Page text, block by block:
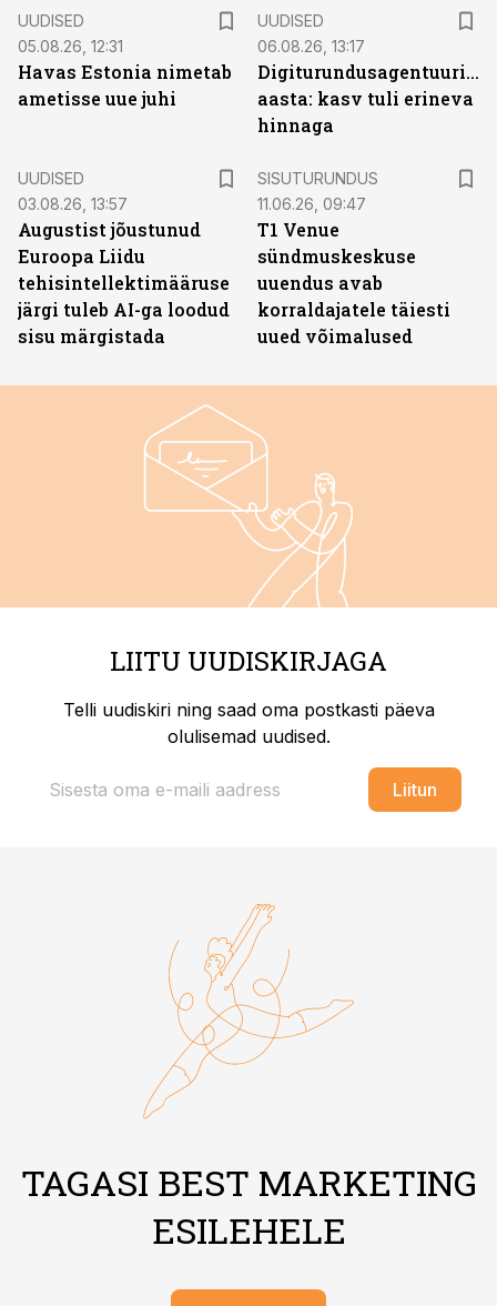
UUDISED
05.08.26, 12:31
Havas Estonia nimetab
ametisse uue juhi
UUDISED
06.08.26, 13:17
Digiturundusagentuuride
aasta: kasv tuli erineva
hinnaga
UUDISED
03.08.26, 13:57
Augustist jõustunud
Euroopa Liidu
tehisintellektimääruse
järgi tuleb AI-ga loodud
sisu märgistada
SISUTURUNDUS
11.06.26, 09:47
T1 Venue
sündmuskeskuse
uuendus avab
korraldajatele täiesti
uued võimalused
LIITU UUDISKIRJAGA
Telli uudiskiri ning saad oma postkasti päeva
olulisemad uudised.
Liitun
TAGASI BEST MARKETING
ESILEHELE